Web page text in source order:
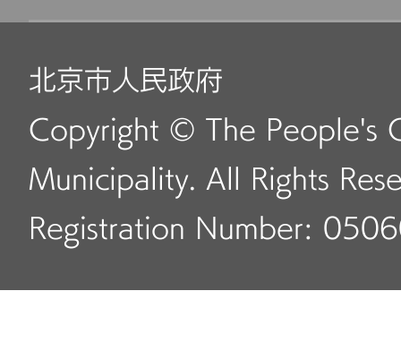
北京市人民政府
Copyright © The People's
Municipality. All Rights
Registration Number: